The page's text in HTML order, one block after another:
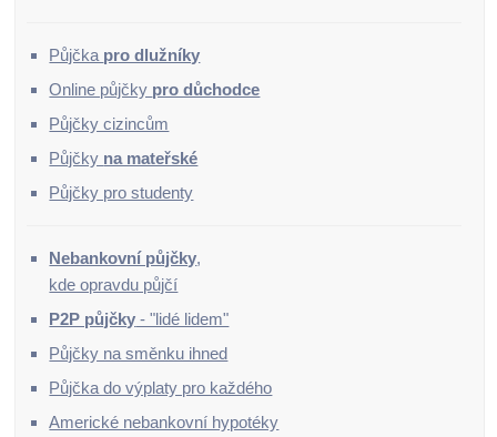
Půjčka pro dlužníky
Online půjčky pro důchodce
Půjčky cizincům
Půjčky na mateřské
Půjčky pro studenty
Nebankovní půjčky,
kde opravdu půjčí
P2P půjčky - "lidé lidem"
Půjčky na směnku ihned
Půjčka do výplaty pro každého
Americké nebankovní hypotéky